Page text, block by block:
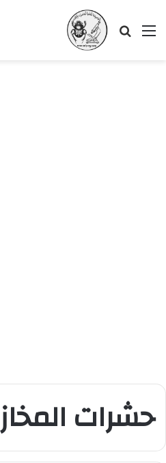
القائمة بحث
حشرات